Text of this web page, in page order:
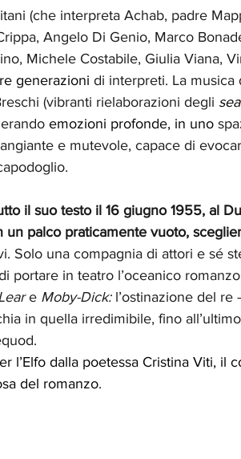
(che interpreta Achab, padre
Angelo Di Genio, Marco
Michele Costabile, Giulia Viana,
generazioni di interpreti. La
(vibranti rielaborazioni degli
emozioni profonde, in uno
e mutevole, capace di
il suo testo il 16 giugno 1955, al
un palco praticamente vuoto,
Solo una compagnia di attori e sé
portare in teatro l’oceanico
e Moby-Dick: l’ostinazione del re
in quella irredimibile, fino
l’Elfo dalla poetessa Cristina Viti, il
del romanzo.